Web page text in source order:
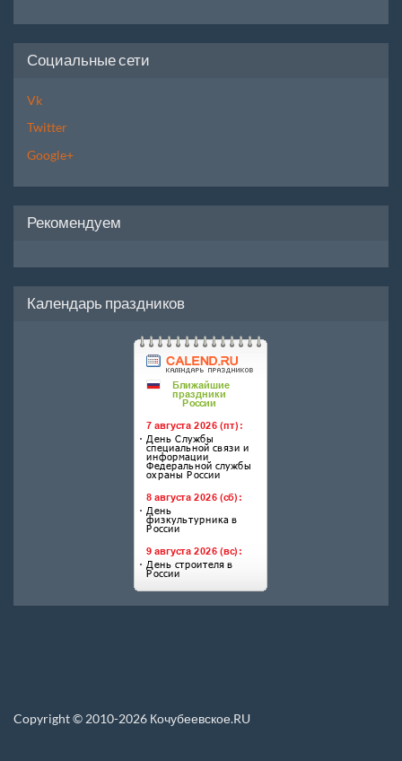
Социальные сети
Vk
Twitter
Google+
Рекомендуем
Календарь праздников
Copyright © 2010-2026 Кочубеевское.RU